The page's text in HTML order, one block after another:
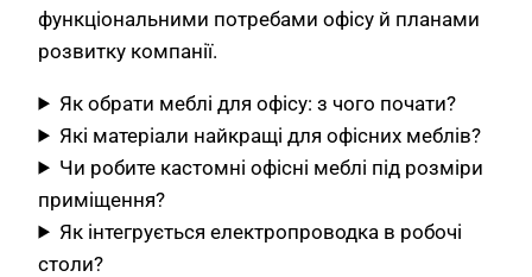
функціональними потребами офісу й планами
розвитку компанії.
Як обрати меблі для офісу: з чого почати?
Які матеріали найкращі для офісних меблів?
Чи робите кастомні офісні меблі під розміри
приміщення?
Як інтегрується електропроводка в робочі
столи?